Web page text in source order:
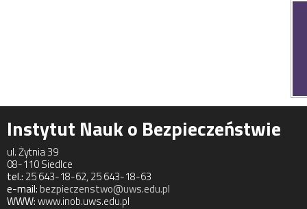
Instytut Nauk o Bezpieczeństwie
ul. Żytnia 39
08-110 Siedlce
tel.: 25 643-18-62, 25 643-18-63
e-mail:bezpieczenstwo@uws.edu.pl
WWW:www.inob.uws.edu.pl